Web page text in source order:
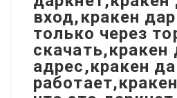
вход,кракен
только через
скачать,кракен
адрес,кракен